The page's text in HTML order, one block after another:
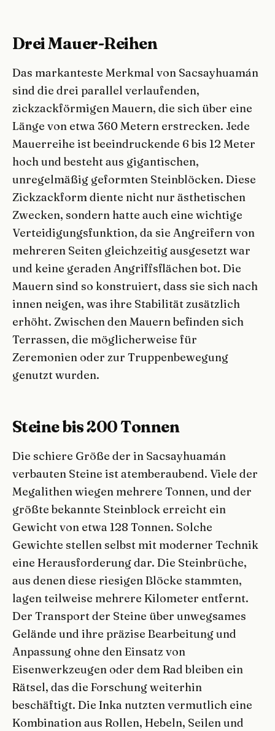
Drei Mauer-Reihen
Das markanteste Merkmal von Sacsayhuamán
sind die drei parallel verlaufenden,
zickzackförmigen Mauern, die sich über eine
Länge von etwa 360 Metern erstrecken. Jede
Mauerreihe ist beeindruckende 6 bis 12 Meter
hoch und besteht aus gigantischen,
unregelmäßig geformten Steinblöcken. Diese
Zickzackform diente nicht nur ästhetischen
Zwecken, sondern hatte auch eine wichtige
Verteidigungsfunktion, da sie Angreifern von
mehreren Seiten gleichzeitig ausgesetzt war
und keine geraden Angriffsflächen bot. Die
Mauern sind so konstruiert, dass sie sich nach
innen neigen, was ihre Stabilität zusätzlich
erhöht. Zwischen den Mauern befinden sich
Terrassen, die möglicherweise für
Zeremonien oder zur Truppenbewegung
genutzt wurden.
Steine bis 200 Tonnen
Die schiere Größe der in Sacsayhuamán
verbauten Steine ist atemberaubend. Viele der
Megalithen wiegen mehrere Tonnen, und der
größte bekannte Steinblock erreicht ein
Gewicht von etwa 128 Tonnen. Solche
Gewichte stellen selbst mit moderner Technik
eine Herausforderung dar. Die Steinbrüche,
aus denen diese riesigen Blöcke stammten,
lagen teilweise mehrere Kilometer entfernt.
Der Transport der Steine über unwegsames
Gelände und ihre präzise Bearbeitung und
Anpassung ohne den Einsatz von
Eisenwerkzeugen oder dem Rad bleiben ein
Rätsel, das die Forschung weiterhin
beschäftigt. Die Inka nutzten vermutlich eine
Kombination aus Rollen, Hebeln, Seilen und